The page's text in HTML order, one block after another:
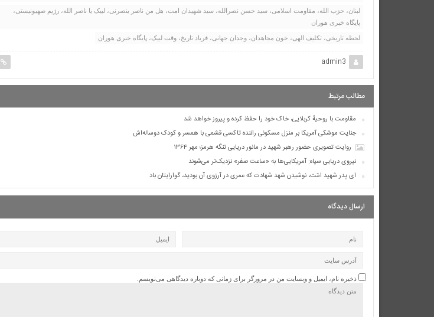
لبنان، حزب الله، مقاومت اسلامی، سید حسن نصرالله، سید شهیدان امت، هل من ناصر ینصرنی، لبیک یا ناصر الله، رژیم صهیونیستی،
پایگاه خبری هوران
لحظه تاریخی، تکلیف الهی، خون مجاهدان، وجدان جهانی، فریاد تاریخ، وقت لبیک، پایگاه خبری هوران
admin3
مطالب مرتبط
مقاومت با روحیهٔ کربلایی، خاک خود را حفظ کرده و پیروز خواهد شد
جنایت موشکی آمریکا بر منزل مسکونی راننده تاکسی قشمی با همسر و کودک دوساله‌اش
روایت تصویری حضور رهبر شهید در مانور دریایی تنگه هرمز؛ مهر ۱۳۶۴
نیروی دریایی سپاه: آمریکایی‌ها به «ساعت صفر» نزدیک‌تر می‌شوند
ای پدر شهید امّت، نوشیدن شهد شهادت که عمری در آرزوی آن بودید، گوارایتان باد
ارسال دیدگاه
ذخیره نام، ایمیل و وبسایت من در مرورگر برای زمانی که دوباره دیدگاهی می‌نویسم.